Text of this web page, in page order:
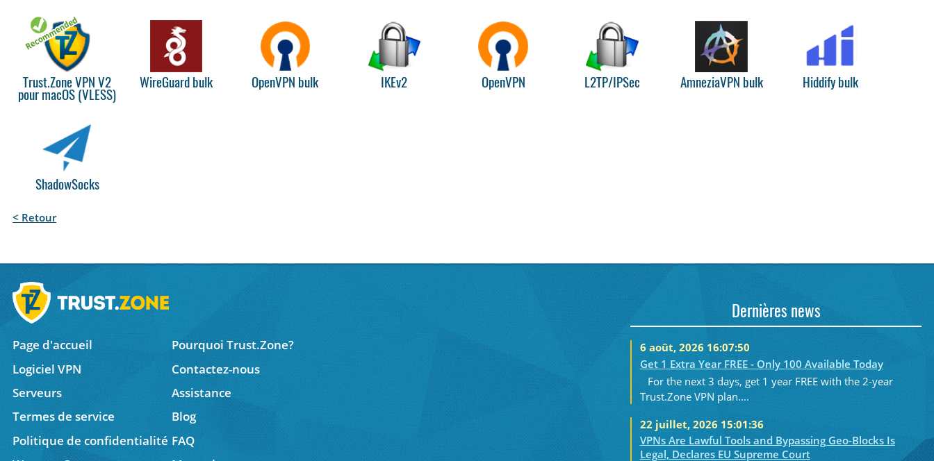
Trust.Zone VPN V2
pour macOS (VLESS)
WireGuard bulk OpenVPN bulk IKEv2 OpenVPN L2TP/IPSec AmneziaVPN bulk Hiddify bulk
ShadowSocks
< Retour
Page d'accueil
Pourquoi Trust.Zone?
Logiciel VPN
Contactez-nous
Serveurs
Assistance
Termes de service
Blog
Politique de confidentialité FAQ
Dernières news
6 août, 2026 16:07:50
Get 1 Extra Year FREE - Only 100 Available Today
For the next 3 days, get 1 year FREE with the 2-year
Trust.Zone VPN plan....
22 juillet, 2026 15:01:36
VPNs Are Lawful Tools and Bypassing Geo-Blocks Is
Legal, Declares EU Supreme Court